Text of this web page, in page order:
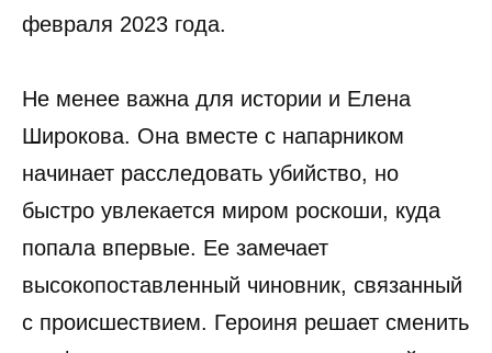
февраля 2023 года.
Не менее важна для истории и Елена
Широкова. Она вместе с напарником
начинает расследовать убийство, но
быстро увлекается миром роскоши, куда
попала впервые. Ее замечает
высокопоставленный чиновник, связанный
с происшествием. Героиня решает сменить